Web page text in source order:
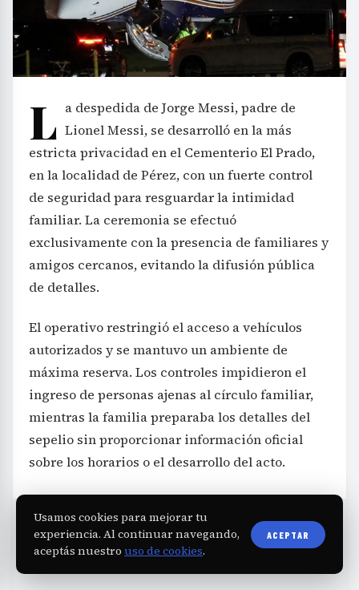
L a despedida de Jorge Messi, padre de
Lionel Messi, se desarrolló en la más
estricta privacidad en el Cementerio El Prado,
en la localidad de Pérez, con un fuerte control
de seguridad para resguardar la intimidad
familiar. La ceremonia se efectuó
exclusivamente con la presencia de familiares y
amigos cercanos, evitando la difusión pública
de detalles.
El operativo restringió el acceso a vehículos
autorizados y se mantuvo un ambiente de
máxima reserva. Los controles impidieron el
ingreso de personas ajenas al círculo familiar,
mientras la familia preparaba los detalles del
sepelio sin proporcionar información oficial
sobre los horarios o el desarrollo del acto.
Usamos cookies para mejorar tu
experiencia. Al continuar navegando,
aceptás nuestro uso de cookies.
ACEPTAR